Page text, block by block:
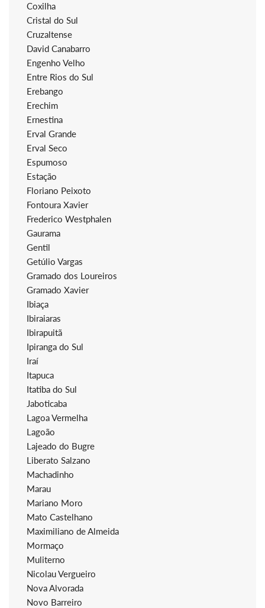
Coxilha
Cristal do Sul
Cruzaltense
David Canabarro
Engenho Velho
Entre Rios do Sul
Erebango
Erechim
Ernestina
Erval Grande
Erval Seco
Espumoso
Estação
Floriano Peixoto
Fontoura Xavier
Frederico Westphalen
Gaurama
Gentil
Getúlio Vargas
Gramado dos Loureiros
Gramado Xavier
Ibiaça
Ibiraiaras
Ibirapuitã
Ipiranga do Sul
Iraí
Itapuca
Itatiba do Sul
Jaboticaba
Lagoa Vermelha
Lagoão
Lajeado do Bugre
Liberato Salzano
Machadinho
Marau
Mariano Moro
Mato Castelhano
Maximiliano de Almeida
Mormaço
Muliterno
Nicolau Vergueiro
Nova Alvorada
Novo Barreiro